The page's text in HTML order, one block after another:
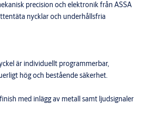
precision och elektronik från ASSA
nycklar och underhållsfria
är individuellt programmerbar,
hög och bestående säkerhet.
med inlägg av metall samt ljudsignaler